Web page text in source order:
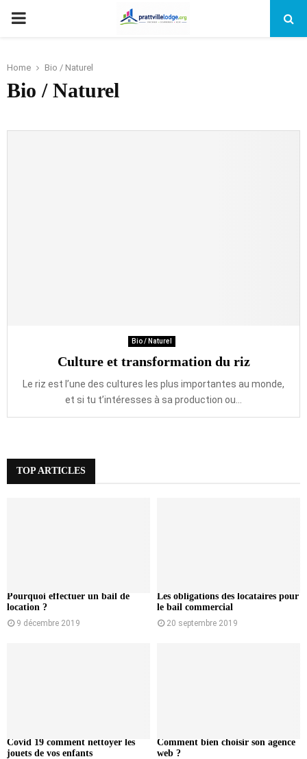
PRIMARY
Home Bio / Naturel
Bio / Naturel
Bio / Naturel
Culture et transformation du riz
Le riz est l’une des cultures les plus importantes au monde,
et si tu t’intéresses à sa production ou...
TOP ARTICLES
Pourquoi effectuer un bail de
location ?
9 décembre 2019
Les obligations des locataires pour
le bail commercial
20 septembre 2019
Covid 19 comment nettoyer les
jouets de vos enfants
Comment bien choisir son agence
web ?